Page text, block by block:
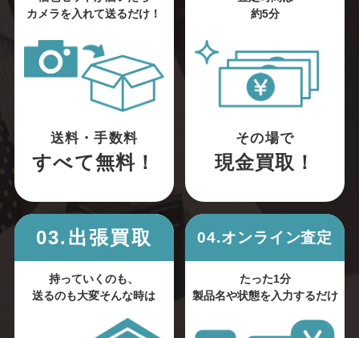
カメラを入れて送るだけ！
送料・手数料
すべて無料！
約5分
その場で
現金買取！
03.出張買取
持っていくのも、
送るのも大変そんな時は
04.オンライン査定
たった1分
製品名や状態を入力するだけ